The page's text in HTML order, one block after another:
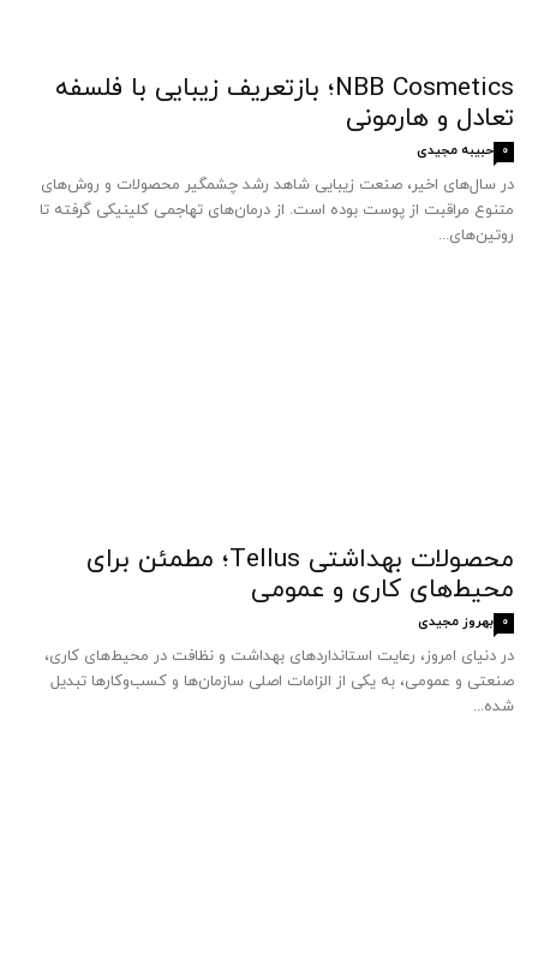
NBB Cosmetics؛ بازتعریف زیبایی با فلسفه
تعادل و هارمونی
حبیبه مجیدی 0
در سال‌های اخیر، صنعت زیبایی شاهد رشد چشمگیر محصولات و روش‌های
متنوع مراقبت از پوست بوده است. از درمان‌های تهاجمی کلینیکی گرفته تا
روتین‌های...
محصولات بهداشتی Tellus؛ مطمئن برای
محیط‌های کاری و عمومی
بهروز مجیدی 0
در دنیای امروز، رعایت استانداردهای بهداشت و نظافت در محیط‌های کاری،
صنعتی و عمومی، به یکی از الزامات اصلی سازمان‌ها و کسب‌وکارها تبدیل
شده...